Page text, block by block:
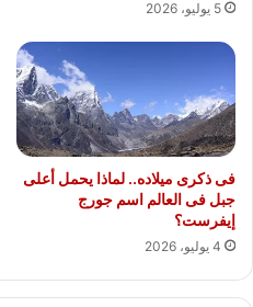
5 يوليو، 2026
فى ذكرى ميلاده.. لماذا يحمل أعلى
جبل فى العالم اسم جورج
إيفرست؟
4 يوليو، 2026